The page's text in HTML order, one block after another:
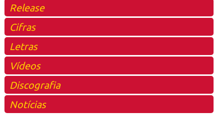
Release
Cifras
Letras
Vídeos
Discografia
Notícias